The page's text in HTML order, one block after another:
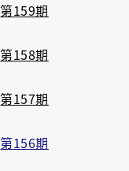
第159期
第158期
第157期
第156期